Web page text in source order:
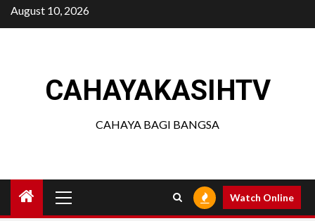
Skip
to
August 10, 2026
CAHAYAKASIHTV
CAHAYA BAGI BANGSA
Menu
Watch Online